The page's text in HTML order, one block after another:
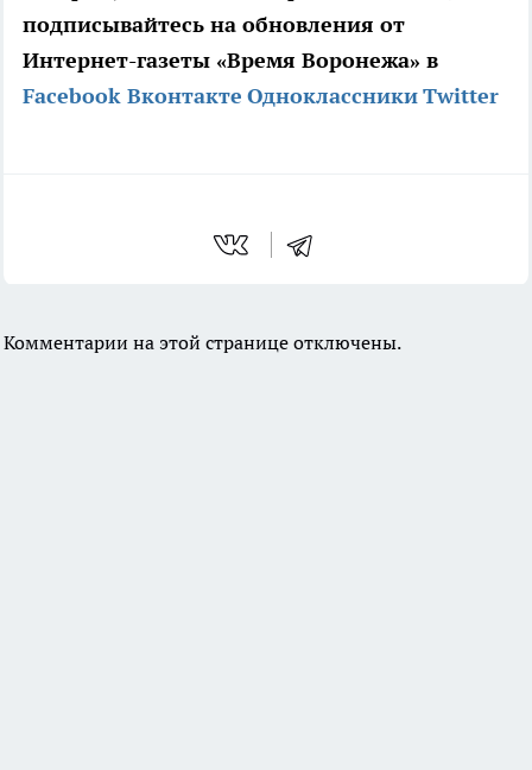
подписывайтесь на обновления от
Интернет-газеты «Время Воронежа» в
Facebook Вконтакте ОдноклассникиTwitter
Комментарии на этой странице отключены.